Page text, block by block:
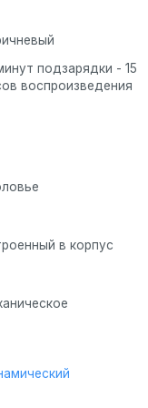
Sennheiser HD
Это закрытые
Они
и мощный
и сведения
модели наушников
наушники
звук, а
точное
насыщенный
подзарядки - 15
воспроизведения
в корпус